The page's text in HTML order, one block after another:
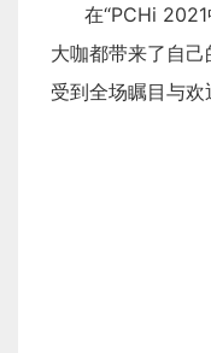
在“PCHi
大咖都带来了自
受到全场瞩目与欢